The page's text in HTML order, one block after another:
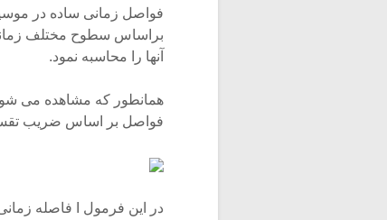
براساس سطوح مختلف
آنها را محاسبه نمود.
همانطور که مشاهده می
فواصل بر اساس ضریب